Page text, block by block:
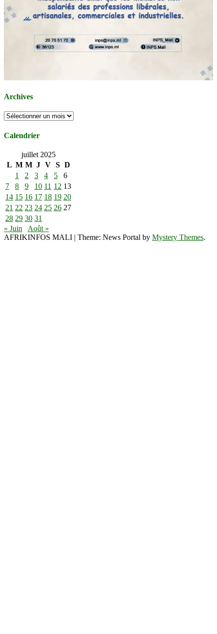
Archives
Archives
Calendrier
juillet 2025
L M M J V S D
1
2 3 4 5
6
7
8 9 10 11 12 13
14 15 16 17 18 19 20
21 22 23 24 25 26 27
28 29 30 31
« Juin
Août »
AFRIKINFOS MALI | Theme: News Portal by Mystery Themes.